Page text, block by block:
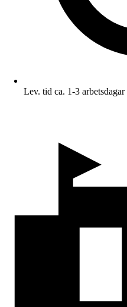
Lev. tid ca. 1-3 arbetsdagar